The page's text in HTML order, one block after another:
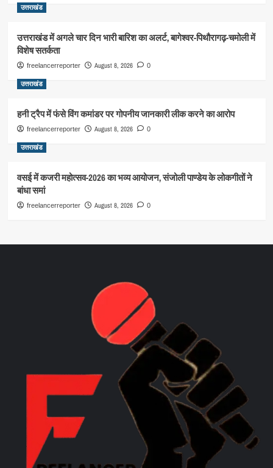
उत्तराखंड
उत्तराखंड में अगले चार दिन भारी बारिश का अलर्ट, बागेश्वर-पिथौरागढ़-चमोली में
विशेष सतर्कता
freelancerreporter August 8, 2026 0
उत्तराखंड
हनी ट्रैप में फंसे विंग कमांडर पर गोपनीय जानकारी लीक करने का आरोप
freelancerreporter August 8, 2026 0
उत्तराखंड
वसई में कजरी महोत्सव-2026 का भव्य आयोजन, संजोली पाण्डेय के लोकगीतों ने
बांधा समां
freelancerreporter August 8, 2026 0